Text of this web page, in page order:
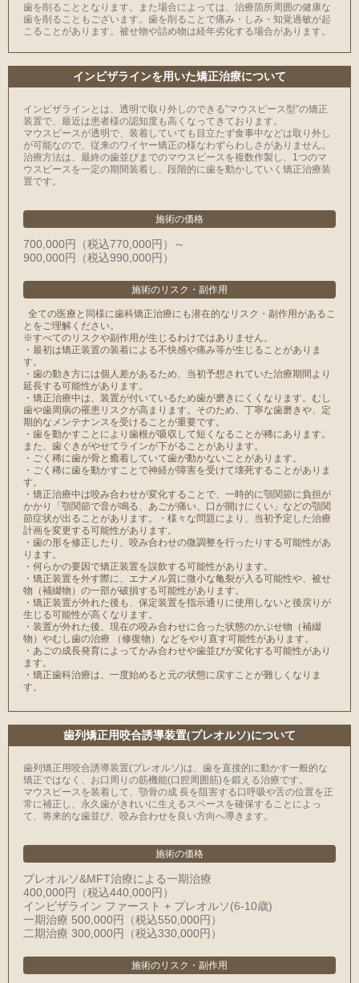
⻭を削ることとなります。また場合によっては、治療箇所周囲の健康な
⻭を削ることもございます。⻭を削ることで痛み・しみ・知覚過敏が起
こることがあります。被せ物や詰め物は経年劣化する場合があります。
インビザラインを用いた矯正治療について
インビザラインとは、透明で取り外しのできる”マウスピース型”の矯正
装置で、最近は患者様の認知度も高くなってきております。
マウスピースが透明で、装着していても目立たず食事中などは取り外し
が可能なので、従来のワイヤー矯正の様なわずらわしさがありません。
治療方法は、最終の歯並びまでのマウスピースを複数作製し、1つのマ
ウスピースを一定の期間装着し、段階的に歯を動かしていく矯正治療装
置です。
施術の価格
700,000円（税込770,000円）～
900,000円（税込990,000円）
施術のリスク ・ 副作用
全ての医療と同様に歯科矯正治療にも潜在的なリスク・副作用があるこ
とをご理解ください。
※すべてのリスクや副作用が生じるわけではありません。
・最初は矯正装置の装着による不快感や痛み等が生じることがありま
す。
・歯の動き方には個人差があるため、当初予想されていた治療期間より
延長する可能性があります。
・矯正治療中は、装置が付いているため歯が磨きにくくなります。むし
歯や歯周病の罹患リスクが高まります。そのため、丁寧な歯磨きや、定
期的なメンテナンスを受けることが重要です。
・歯を動かすことにより歯根が吸収して短くなることが稀にあります。
また、歯ぐきがやせてラインが下がることがあります。
・ごく稀に歯が骨と癒着していて歯が動かないことがあります。
・ごく稀に歯を動かすことで神経が障害を受けて壊死することがありま
す。
・矯正治療中は咬み合わせが変化することで、一時的に顎関節に負担が
かかり「顎関節で音が鳴る、あごが痛い、口が開けにくい」などの顎関
節症状が出ることがあります。 ・様々な問題により、当初予定した治療
計画を変更する可能性があります。
・歯の形を修正したり、咬み合わせの微調整を行ったりする可能性があ
ります。
・何らかの要因で矯正装置を誤飲する可能性があります。
・矯正装置を外す際に、エナメル質に微小な亀裂が入る可能性や、被せ
物（補綴物）の一部が破損する可能性があります。
・矯正装置が外れた後も、保定装置を指示通りに使用しないと後戻りが
生じる可能性が高くなります。
・装置が外れた後、現在の咬み合わせに合った状態のかぶせ物（補綴
物）やむし歯の治療 （修復物）などをやり直す可能性があります。
・あごの成長発育によってかみ合わせや歯並びが変化する可能性があり
ます。
・矯正歯科治療は、一度始めると元の状態に戻すことが難しくなりま
す。
⻭列矯正用咬合誘導装置(プレオルソ)について
歯列矯正用咬合誘導装置(プレオルソ)は、歯を直接的に動かす一般的な
矯正ではなく、お口周りの筋機能(口腔周囲筋)を鍛える治療です。
マウスピースを装着して、顎骨の成 長を阻害する口呼吸や舌の位置を正
常に補正し、永久歯がきれいに生えるスペースを確保することによっ
て、将来的な歯並び、咬み合わせを良い方向へ導きます。
施術の価格
プレオルソ&MFT治療による一期治療
400,000円（税込440,000円）
インビザライン ファースト + プレオルソ(6-10歳)
一期治療 500,000円（税込550,000円）
二期治療 300,000円（税込330,000円）
施術のリスク ・ 副作用